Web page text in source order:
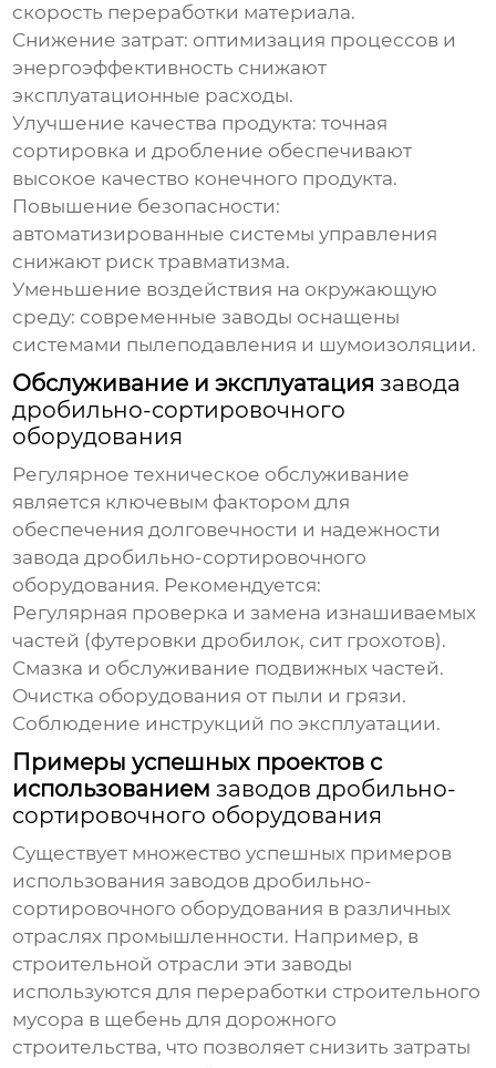
скорость переработки материала.
Снижение затрат: оптимизация процессов и
энергоэффективность снижают
эксплуатационные расходы.
Улучшение качества продукта: точная
сортировка и дробление обеспечивают
высокое качество конечного продукта.
Повышение безопасности:
автоматизированные системы управления
снижают риск травматизма.
Уменьшение воздействия на окружающую
среду: современные заводы оснащены
системами пылеподавления и шумоизоляции.
Обслуживание и эксплуатациязавода
дробильно-сортировочного
оборудования
Регулярное техническое обслуживание
является ключевым фактором для
обеспечения долговечности и надежности
завода дробильно-сортировочного
оборудования. Рекомендуется:
Регулярная проверка и замена изнашиваемых
частей (футеровки дробилок, сит грохотов).
Смазка и обслуживание подвижных частей.
Очистка оборудования от пыли и грязи.
Соблюдение инструкций по эксплуатации.
Примеры успешных проектов с
использованиемзаводов дробильно-
сортировочного оборудования
Существует множество успешных примеров
использованиязаводов дробильно-
сортировочного оборудования в различных
отраслях промышленности. Например, в
строительной отрасли эти заводы
используются для переработки строительного
мусора в щебень для дорожного
строительства, что позволяет снизить затраты